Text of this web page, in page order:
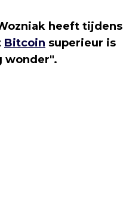
heeft tijdens
Bitcoin superieur is
wonder".